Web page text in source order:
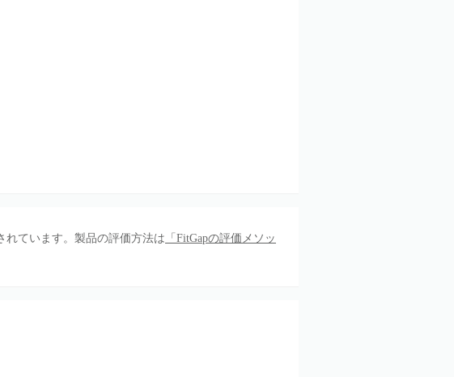
れています。製品の評価方法は 「FitGapの評価メソッ